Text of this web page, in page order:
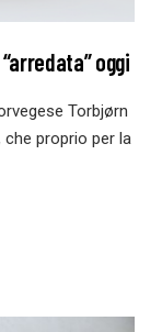
oggi
Torbjørn
proprio per la